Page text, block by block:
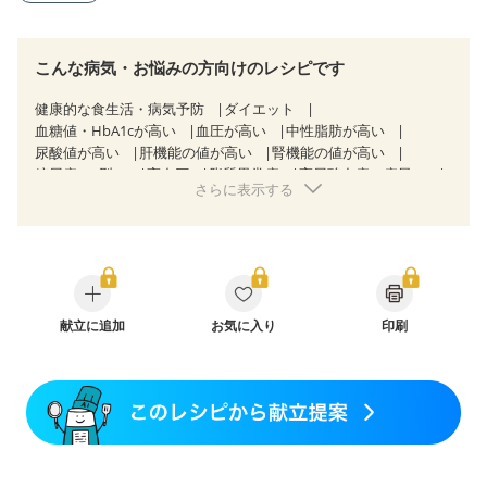
こんな病気・お悩みの方向けのレシピです
健康的な食生活・病気予防
ダイエット
血糖値・HbA1cが高い
血圧が高い
中性脂肪が高い
尿酸値が高い
肝機能の値が高い
腎機能の値が高い
糖尿病（2型）
高血圧 脂質異常症
高尿酸血症（痛風）
心臓弁膜症 心不全
糖尿病性腎症（第３期）
CKD（ステージ１）
CKD（ステージ２）
CKD（ステージ３a）
乳がん（抗がん剤治療中）
乳がん（ホルモン療法中）
味の感じ方が変わった
妊婦健診・体重増加が気になる（初期）
妊婦健診・血圧が気になる（初期）
さらに表示する
献立に追加 お気に入り 印刷